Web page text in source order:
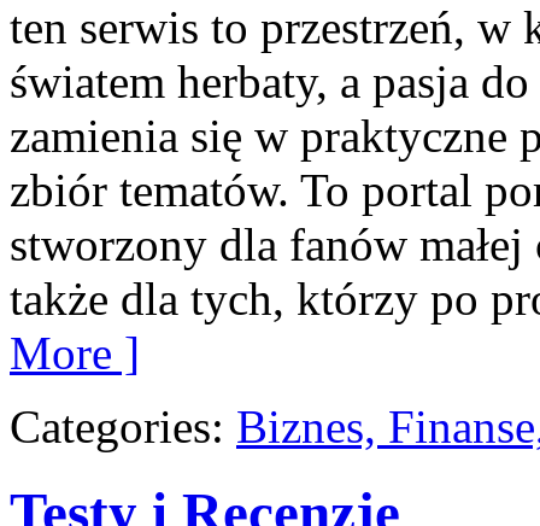
ten serwis to przestrzeń,
światem herbaty, a pasja
zamienia się w praktyczne
zbiór tematów. To portal
stworzony dla fanów
także dla tych, którzy po
More ]
Categories: Biznes,
Testy i Recenzje